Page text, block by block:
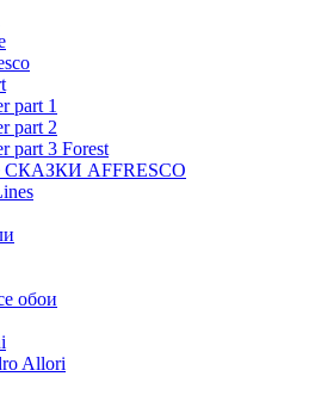
part 1
part 2
part 3 Forest
СКАЗКИ AFFRESCO
обои
Allori